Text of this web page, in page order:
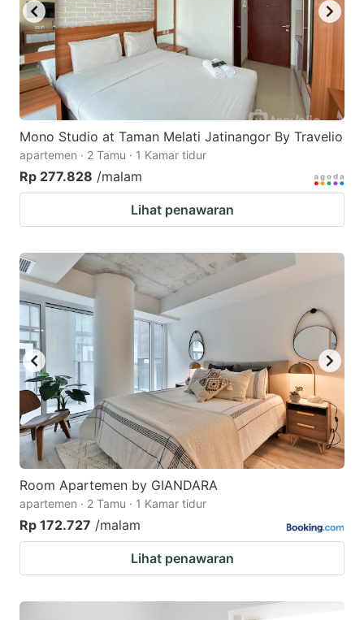
Mono Studio at Taman Melati Jatinangor By Travelio
apartemen · 2 Tamu · 1 Kamar tidur
Rp 277.828 /malam
Lihat penawaran
Room Apartemen by GIANDARA
apartemen · 2 Tamu · 1 Kamar tidur
Rp 172.727 /malam
Lihat penawaran